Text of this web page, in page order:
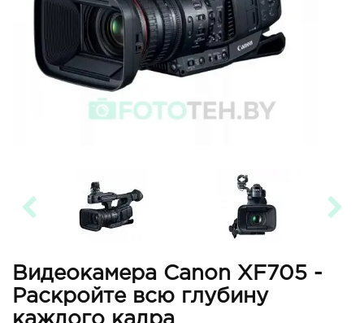
Видеокамера Canon XF705 -
Раскройте всю глубину